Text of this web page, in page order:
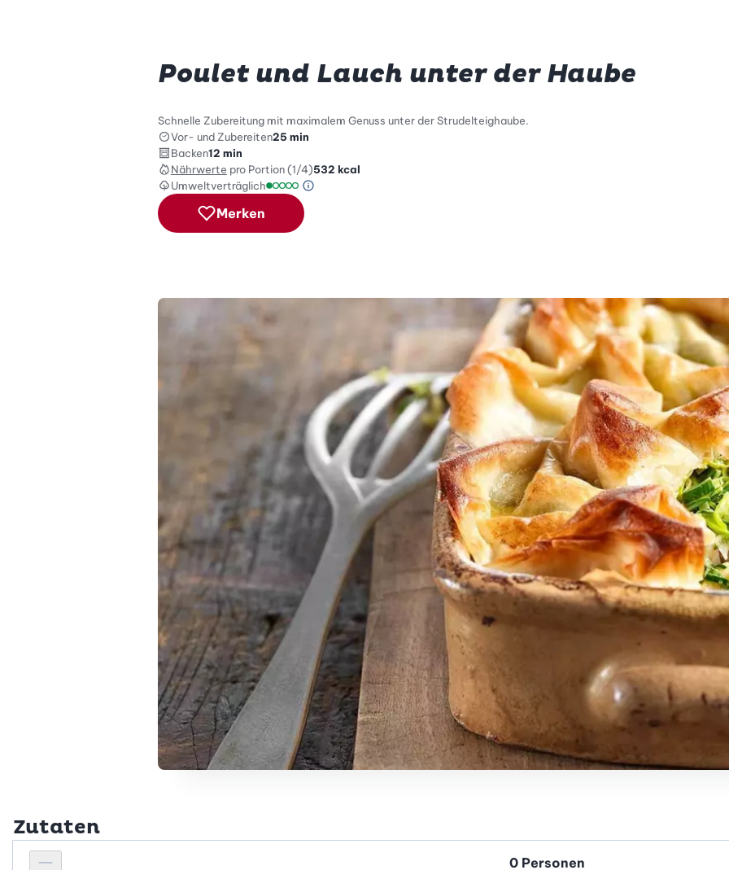
Poulet und Lauch unter der Haube
Schnelle Zubereitung mit maximalem Genuss unter der Strudelteighaube.
Vor- und Zubereiten25 min
Backen12 min
Nährwerte pro Portion (1/4)532 kcal
Umweltverträglich
Umweltverträglichkeitsskala: 1 von 5
Green Betty Skala Info
Merken
Zutaten